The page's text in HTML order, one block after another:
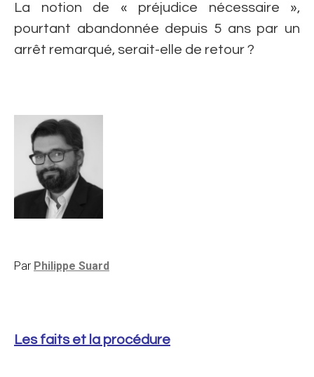
La notion de « préjudice nécessaire »,
pourtant abandonnée depuis 5 ans par un
arrêt remarqué, serait-elle de retour ?
Par Philippe Suard
Les faits et la procédure